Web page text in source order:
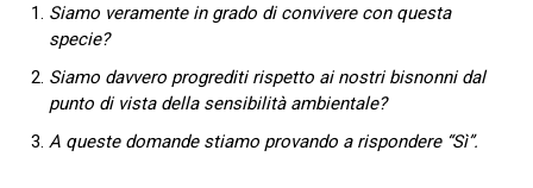
Siamo veramente in grado di convivere con questa
specie?
Siamo davvero progrediti rispetto ai nostri bisnonni dal
punto di vista della sensibilità ambientale?
A queste domande stiamo provando a rispondere “Sì”.